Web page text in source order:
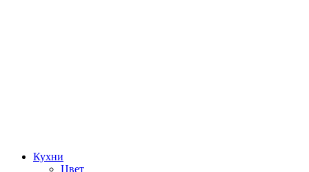
Кухни
Цвет